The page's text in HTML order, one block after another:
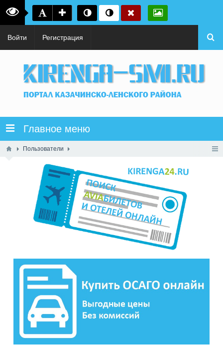
Войти Регистрация
Главное меню
Пользователи